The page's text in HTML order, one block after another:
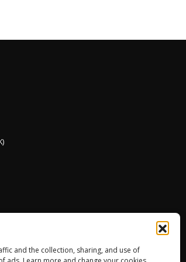
and the collection, sharing, and use of